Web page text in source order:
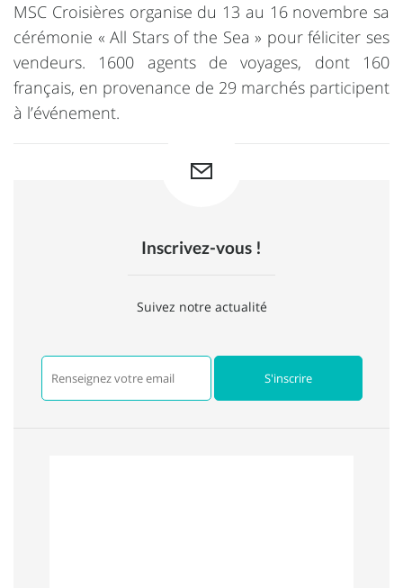
MSC Croisières organise du 13 au 16 novembre sa
cérémonie « All Stars of the Sea » pour féliciter ses
vendeurs. 1600 agents de voyages, dont 160
français, en provenance de 29 marchés participent
à l’événement.
Inscrivez-vous !
Suivez notre actualité